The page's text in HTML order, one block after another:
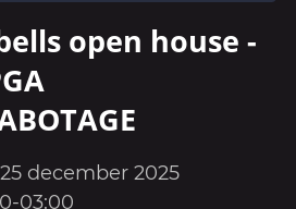
open house -
december 2025
03:00